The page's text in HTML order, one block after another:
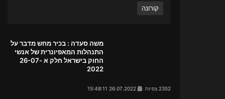
קורונה
משה סעדה : בכיר מחש מדבר על
התנהלות המאפיונרית של אנשי
החוק בישראל חלק א 26-07-
2022
2352 צפיות